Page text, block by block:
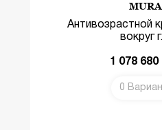
Антивозрастной
вокруг
1 078 680
0